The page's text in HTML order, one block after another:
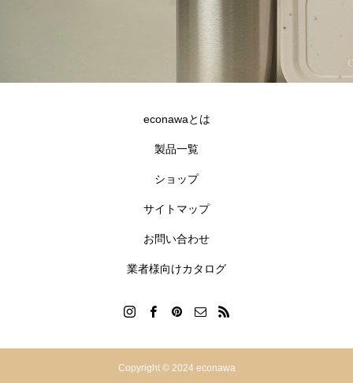
沖縄県宜野湾市伊佐2-7-12 GNビル3F
098-890-0177
econawaとは
製品一覧
ショップ
サイトマップ
お問い合わせ
業者様向けカタログ
Copyright © 2024 econawa